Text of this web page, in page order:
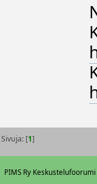
Sivuja: [1]
PIMS Ry Keskustelufoorumi